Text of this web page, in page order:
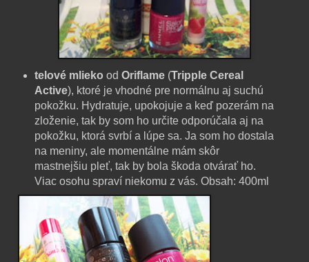
telové mlieko od Oriflame(Tripple Cereal
Active), ktoré je vhodné pre normálnu aj suchú
pokožku. Hydratuje, upokojuje a keď pozerám na
zloženie, tak by som ho určite odporúčala aj na
pokožku, ktorá svrbí a lúpe sa. Ja som ho dostala
na meniny, ale momentálne mám skôr
mastnejšiu pleť, tak by bola škoda otvárať ho.
Viac osohu spraví niekomu z vás. Obsah: 400ml